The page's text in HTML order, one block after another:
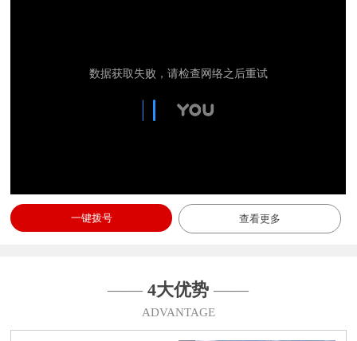
一键拨号 查看更多
——4大优势 ——
ADVANTAGE